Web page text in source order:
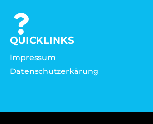
QUICKLINKS
Impressum
Datenschutzerkärung